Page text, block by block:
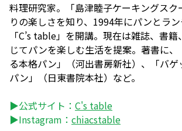
料理研究家。「島津睦子ケーキングス
りの楽しさを知り、1994年にパンとラ
「C’s table」を開講。現在は雑誌、書
じてパンを楽しむ生活を提案。著書に、
る本格パン」（河出書房新社）、「バ
パン」（日東書院本社）など。
▶公式サイト： C's table
▶Instagram： chiacstable